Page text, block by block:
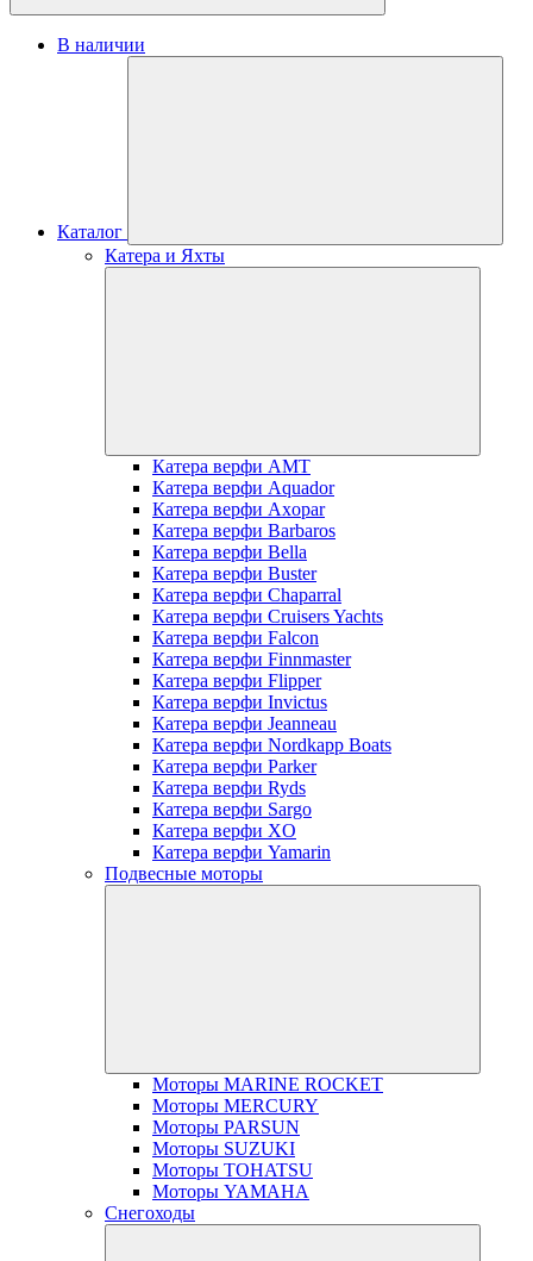
В наличии
Каталог
Катера и Яхты
Катера верфи AMT
Катера верфи Aquador
Катера верфи Axopar
Катера верфи Barbaros
Катера верфи Bella
Катера верфи Buster
Катера верфи Chaparral
Катера верфи Cruisers Yachts
Катера верфи Falcon
Катера верфи Finnmaster
Катера верфи Flipper
Катера верфи Invictus
Катера верфи Jeanneau
Катера верфи Nordkapp Boats
Катера верфи Parker
Катера верфи Ryds
Катера верфи Sargo
Катера верфи XO
Катера верфи Yamarin
Подвесные моторы
Моторы MARINE ROCKET
Моторы MERCURY
Моторы PARSUN
Моторы SUZUKI
Моторы TOHATSU
Моторы YAMAHA
Снегоходы